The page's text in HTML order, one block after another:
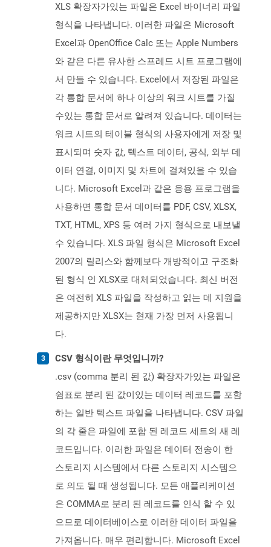
XLS 확장자가있는 파일은 Excel 바이너리 파일
형식을 나타냅니다. 이러한 파일은 Microsoft
Excel과 OpenOffice Calc 또는 Apple Numbers
와 같은 다른 유사한 스프레드 시트 프로그램에
서 만들 수 있습니다. Excel에서 저장된 파일은
각 통합 문서에 하나 이상의 워크 시트를 가질
수있는 통합 문서로 알려져 있습니다. 데이터는
워크 시트의 테이블 형식의 사용자에게 저장 및
표시되며 숫자 값, 텍스트 데이터, 공식, 외부 데
이터 연결, 이미지 및 차트에 걸쳐있을 수 있습
니다. Microsoft Excel과 같은 응용 프로그램을
사용하면 통합 문서 데이터를 PDF, CSV, XLSX,
TXT, HTML, XPS 등 여러 가지 형식으로 내보낼
수 있습니다. XLS 파일 형식은 Microsoft Excel
2007의 릴리스와 함께보다 개방적이고 구조화
된 형식 인 XLSX로 대체되었습니다. 최신 버전
은 여전히 ​​XLS 파일을 작성하고 읽는 데 지원을
제공하지만 XLSX는 현재 가장 먼저 사용됩니
다.
CSV 형식이란 무엇입니까?
.csv (comma 분리 된 값) 확장자가있는 파일은
쉼표로 분리 된 값이있는 데이터 레코드를 포함
하는 일반 텍스트 파일을 나타냅니다. CSV 파일
의 각 줄은 파일에 포함 된 레코드 세트의 새 레
코드입니다. 이러한 파일은 데이터 전송이 한
스토리지 시스템에서 다른 스토리지 시스템으
로 의도 될 때 생성됩니다. 모든 애플리케이션
은 COMMA로 분리 된 레코드를 인식 할 수 있
으므로 데이터베이스로 이러한 데이터 파일을
가져옵니다. 매우 편리합니다. Microsoft Excel